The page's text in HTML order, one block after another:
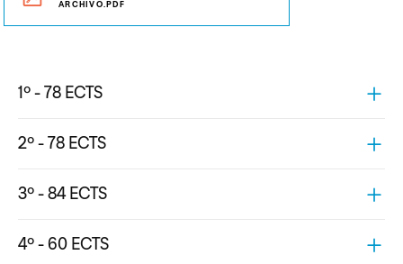
ARCHIVO.PDF
1º - 78 ECTS
2º - 78 ECTS
3º - 84 ECTS
4º - 60 ECTS